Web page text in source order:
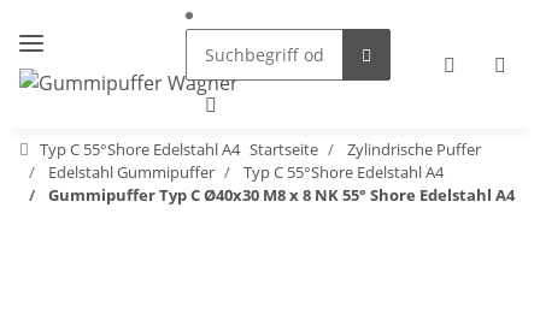
Typ C 55°Shore Edelstahl A4 Startseite
Zylindrische Puffer
Edelstahl Gummipuffer
Typ C 55°Shore Edelstahl A4
Gummipuffer Typ C Ø40x30 M8 x 8 NK 55° Shore Edelstahl A4